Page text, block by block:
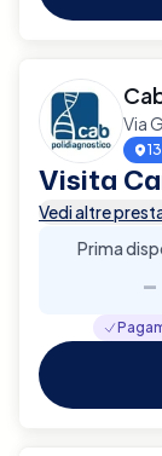
Via
Visita
Vedi altre
Prima
-